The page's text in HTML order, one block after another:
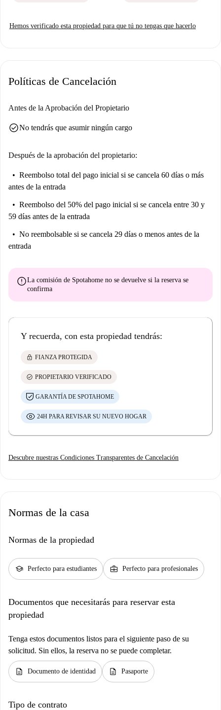
Hemos verificado esta propiedad para que tú no tengas que hacerlo
Políticas de Cancelación
Antes de la Aprobación del Propietario
check_circleNo tendrás que asumir ningún cargo
Después de la aprobación del propietario:
Reembolso total del pago inicial si se cancela 60 días o más
antes de la entrada
Reembolso del 50% del pago inicial si se cancela entre 30 y
59 días antes de la entrada
No reembolsable si se cancela 29 días o menos antes de la
entrada
errorLa comisión de Spotahome no se devuelve si la reserva se
confirma
Y recuerda, con esta propiedad tendrás:
lock FIANZA PROTEGIDA
check_circle PROPIETARIO VERIFICADO
GARANTÍA DE SPOTAHOME
24H PARA REVISAR SU NUEVO HOGAR
Descubre nuestras Condiciones Transparentes de Cancelación
Normas de la casa
Normas de la propiedad
school Perfecto para estudiantes business_center Perfecto para profesionales
Documentos que necesitarás para reservar esta
propiedad
Tenga estos documentos listos para el siguiente paso de su
solicitud. Sin ellos, la reserva no se puede completar.
description Documento de identidad description Pasaporte
Tipo de contrato